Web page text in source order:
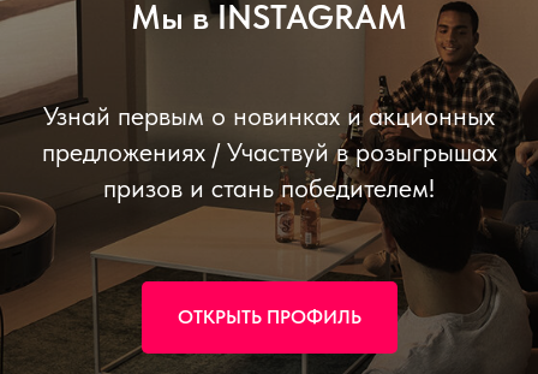
Мы в INSTAGRAM
Узнай первым о новинках и акционных
предложениях / Участвуй в розыгрышах
призов и стань победителем!
ОТКРЫТЬ ПРОФИЛЬ